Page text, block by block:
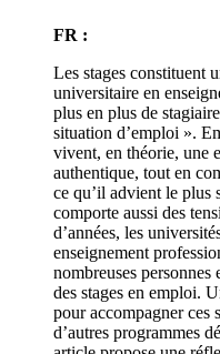
FR :
Les stages constituent
universitaire en
plus en plus de
situation d’emploi ».
vivent, en théorie, une
authentique, tout en
ce qu’il advient le plus
comporte aussi des
d’années, les
enseignement
nombreuses personnes
des stages en emploi.
pour accompagner ces
d’autres programmes